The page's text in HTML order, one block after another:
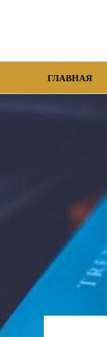
ГЛАВНАЯ